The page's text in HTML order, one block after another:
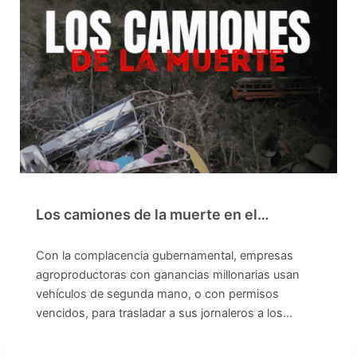
Los camiones de la muerte en el…
Con la complacencia gubernamental, empresas
agroproductoras con ganancias millonarias usan
vehículos de segunda mano, o con permisos
vencidos, para trasladar a sus jornaleros a los…